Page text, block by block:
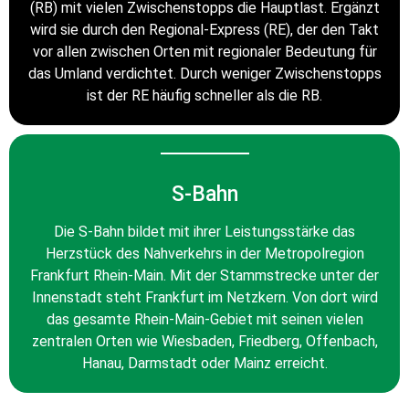
(RB) mit vielen Zwischenstopps die Hauptlast. Ergänzt
wird sie durch den Regional-Express (RE), der den Takt
vor allen zwischen Orten mit regionaler Bedeutung für
das Umland verdichtet. Durch weniger Zwischenstopps
ist der RE häufig schneller als die RB.
S-Bahn
Die S-Bahn bildet mit ihrer Leistungsstärke das
Herzstück des Nahverkehrs in der Metropolregion
Frankfurt Rhein-Main. Mit der Stammstrecke unter der
Innenstadt steht Frankfurt im Netzkern. Von dort wird
das gesamte Rhein-Main-Gebiet mit seinen vielen
zentralen Orten wie Wiesbaden, Friedberg, Offenbach,
Hanau, Darmstadt oder Mainz erreicht.